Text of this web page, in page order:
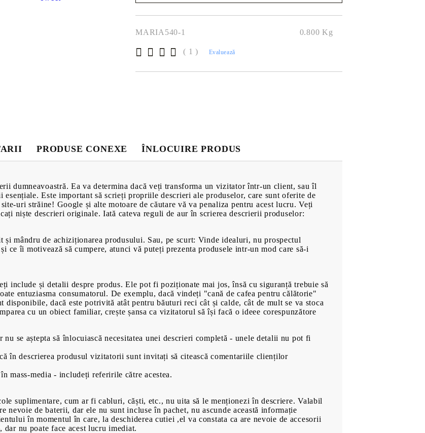
Scaune
Echipament de Protecție
PRODUSE CU
VIDEOCLIP
CĂRȚI & JOCURI
Cele mai bine vândute în
Cărți in Limba Engleză
Jocuri
47000 Lei 859 Lei
finalizarea comenzii.
MARIA540-1 0.800 Kg
( 1 ) Evaluează
PRODUSE CONEXE ÎNLOCUIRE PRODUS
dumneavoastră. Ea va determina dacă veți transforma un vizitator într-un client, sau îl
Este important să scrieți propriile descrieri ale produselor, care sunt oferite de
uri străine! Google și alte motoare de căutare vă va penaliza pentru acest lucru. Veți
niște descrieri originale. Iată cateva reguli de aur în scrierea descrierii produselor:
mândru de achiziționarea produsului. Sau, pe scurt: Vinde idealuri, nu prospectul
îi motivează să cumpere, atunci vă puteți prezenta produsele intr-un mod care să-i
include și detalii despre produs. Ele pot fi poziționate mai jos, însă cu siguranță trebuie să
entuziasma consumatorul. De exemplu, dacă vindeți "cană de cafea pentru călătorie"
dacă este potrivită atât pentru băuturi reci cât și calde, cât de mult se va stoca
cu un obiect familiar, crește șansa ca vizitatorul să își facă o ideee corespunzătore
nu se aștepta să înlocuiască necesitatea unei descrieri completă - unele detalii nu pot fi
în descrierea produsul vizitatorii sunt invitați să citească comentariile clienților
mass-media - includeți referirile către acestea.
suplimentare, cum ar fi cabluri, căști, etc., nu uita să le menționezi în descriere. Valabil
nevoie de baterii, dar ele nu sunt incluse în pachet, nu ascunde această informație
în momentul în care, la deschiderea cutiei ,el va constata ca are nevoie de accesorii
nu poate face acest lucru imediat.